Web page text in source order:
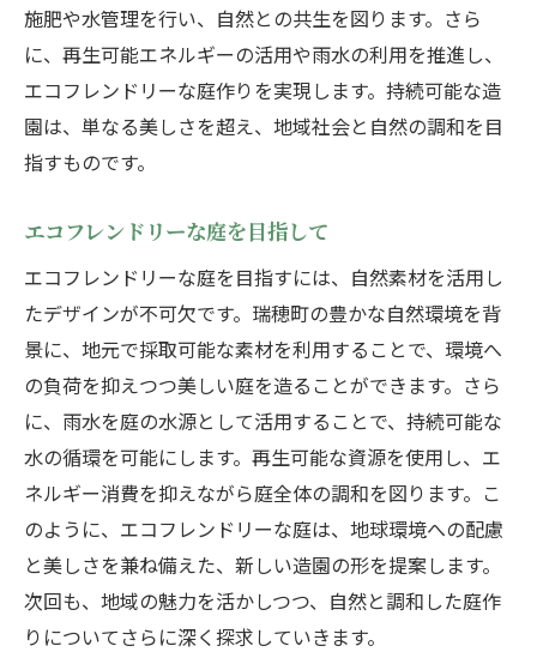
施肥や水管理を行い、自然との共生を図ります。さら
に、再生可能エネルギーの活用や雨水の利用を推進し、
エコフレンドリーな庭作りを実現します。持続可能な造
園は、単なる美しさを超え、地域社会と自然の調和を目
指すものです。
エコフレンドリーな庭を目指して
エコフレンドリーな庭を目指すには、自然素材を活用し
たデザインが不可欠です。瑞穂町の豊かな自然環境を背
景に、地元で採取可能な素材を利用することで、環境へ
の負荷を抑えつつ美しい庭を造ることができます。さら
に、雨水を庭の水源として活用することで、持続可能な
水の循環を可能にします。再生可能な資源を使用し、エ
ネルギー消費を抑えながら庭全体の調和を図ります。こ
のように、エコフレンドリーな庭は、地球環境への配慮
と美しさを兼ね備えた、新しい造園の形を提案します。
次回も、地域の魅力を活かしつつ、自然と調和した庭作
りについてさらに深く探求していきます。